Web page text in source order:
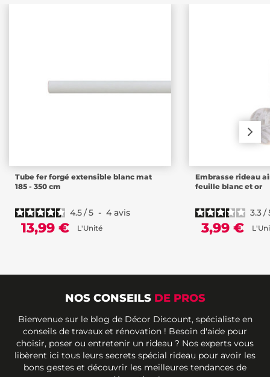
Tube fer forgé extensible blanc mat
185 - 350 cm
4.5/5 - 4 avis
13,99 € L'Unité
Embrasse rideau
feuille blanc et or
3.3/
3,99 €
NOS CONSEILS DE PROS
Bienvenue sur le blog de Décor Discount, spécialiste en
conseils de travaux et rénovation ! Besoin d'aide pour
choisir, poser ou entretenir un rideau ? Nos experts vous
libèrent ici tous leurs secrets spécial rideau pour avoir les
bons gestes et découvrir les meilleures tendances de